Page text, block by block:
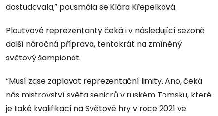
dostudovala,” pousmála se Klára Křepelková.
Ploutvové reprezentanty čeká i v následující sezoně
další náročná příprava, tentokrát na zmíněný
světový šampionát.
“Musí zase zaplavat reprezentační limity. Ano, čeká
nás mistrovství světa seniorů v ruském Tomsku, které
je také kvalifikací na Světové hry v roce 2021 ve